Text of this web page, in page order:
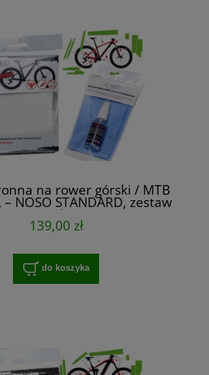
na rower górski / MTB
– NOSO STANDARD, zestaw
XXL na cały rower
139,00 zł
do koszyka